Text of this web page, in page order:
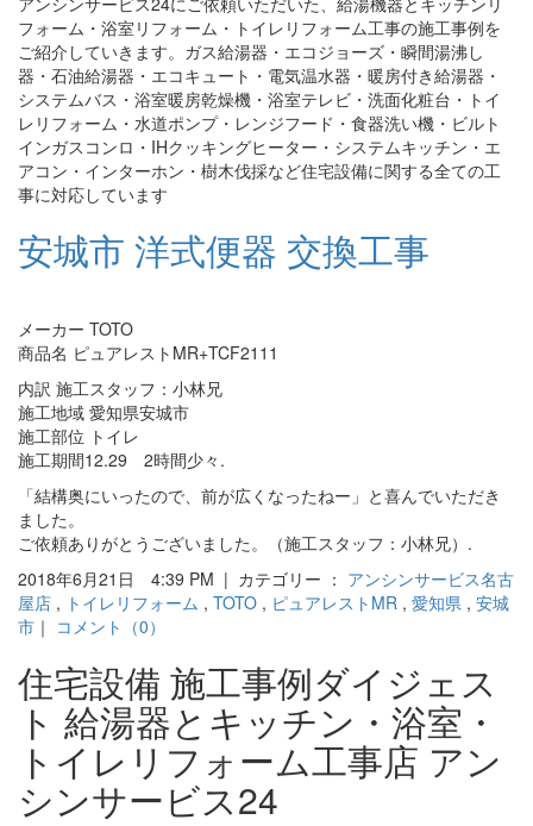
フォーム・浴室リフォーム・トイレリフォーム工事の施工事例を
ご紹介していきます。ガス給湯器・エコジョーズ・瞬間湯沸し
器・石油給湯器・エコキュート・電気温水器・暖房付き給湯器・
システムバス・浴室暖房乾燥機・浴室テレビ・洗面化粧台・トイ
レリフォーム・水道ポンプ・レンジフード・食器洗い機・ビルト
インガスコンロ・IHクッキングヒーター・システムキッチン・エ
アコン・インターホン・樹木伐採など住宅設備に関する全ての工
事に対応しています
安城市 洋式便器 交換工事
メーカー TOTO
商品名 ピュアレストMR+TCF2111
内訳 施工スタッフ：小林兄
施工地域 愛知県安城市
施工部位 トイレ
施工期間12.29 2時間少々.
「結構奥にいったので、前が広くなったねー」と喜んでいただき
ました。
ご依頼ありがとうございました。（施工スタッフ：小林兄）.
2018年6月21日 4:39 PM | カテゴリー ： アンシンサービス名古
屋店 , トイレリフォーム , TOTO , ピュアレストMR , 愛知県 , 安城
市 ｜ コメント（0）
住宅設備 施工事例ダイジェス
ト 給湯器とキッチン・浴室・
トイレリフォーム工事店 アン
シンサービス24